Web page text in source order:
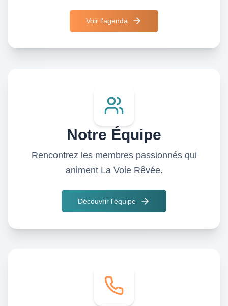
Voir l'agenda
Notre Équipe
Rencontrez les membres passionnés qui
animent La Voie Rêvée.
Découvrir l'équipe